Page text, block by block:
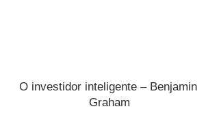
O investidor inteligente – Benjamin
Graham